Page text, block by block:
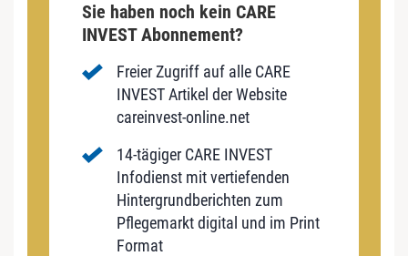
Sie haben noch kein CARE
INVEST Abonnement?
Freier Zugriff auf alle CARE
INVEST Artikel der Website
careinvest-online.net
14-tägiger CARE INVEST
Infodienst mit vertiefenden
Hintergrundberichten zum
Pflegemarkt digital und im Print
Format